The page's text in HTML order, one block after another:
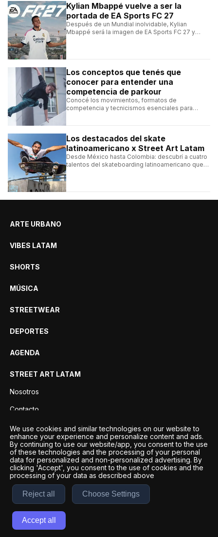
Kylian Mbappé vuelve a ser la
portada de EA Sports FC 27
Después de un Mundial inolvidable, Kylian
Mbappé será la imagen de EA Sports FC 27 y
Los conceptos que tenés que
conocer para entender una
competencia de parkour
Conocé los movimientos, formatos de
competencia y tecnicismos esenciales para
Los destacados del skate
latinoamericano x Street Art Latam
Desde México hasta Colombia: descubrí a cuatro
talentos del skateboarding latinoamericano que
ARTE URBANO
VIBES LATAM
SHORTS
MÚSICA
STREETWEAR
DEPORTES
AGENDA
STREET ART LATAM
Nosotros
Contacto
Privacidad
Desarrollo por
Términos y condiciones
We use cookies and similar technologies on our website to
enhance your experience and personalize content and ads.
By continuing to use our website/app, you consent to the use
of these technologies and the processing of your personal
data for personalized and non-personalized advertising. By
clicking 'Accept', you consent to the use of cookies and the
processing of your data as described above
Reject all Choose Settings
Accept all